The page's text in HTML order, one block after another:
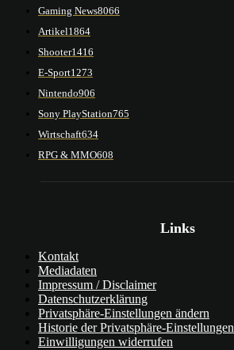
Gaming News8066
Artikel1864
Shooter1416
E-Sport1273
Nintendo906
Sony PlayStation765
Wirtschaft634
RPG & MMO608
Links
Kontakt
Mediadaten
Impressum / Disclaimer
Datenschutzerklärung
Privatsphäre-Einstellungen ändern
Historie der Privatsphäre-Einstellungen
Einwilligungen widerrufen